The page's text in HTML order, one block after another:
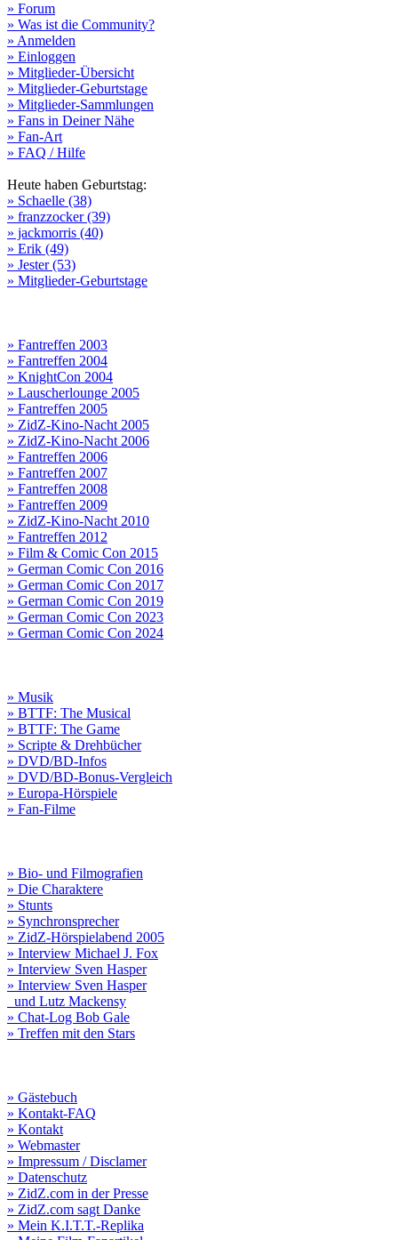
» Forum
» Was ist die Community?
» Anmelden
» Einloggen
» Mitglieder-Übersicht
» Mitglieder-Geburtstage
» Mitglieder-Sammlungen
» Fans in Deiner Nähe
» Fan-Art
» FAQ / Hilfe
Heute haben Geburtstag:
» Schaelle (38)
» franzzocker (39)
» jackmorris (40)
» Erik (49)
» Jester (53)
» Mitglieder-Geburtstage
» Fantreffen 2003
» Fantreffen 2004
» KnightCon 2004
» Lauscherlounge 2005
» Fantreffen 2005
» ZidZ-Kino-Nacht 2005
» ZidZ-Kino-Nacht 2006
» Fantreffen 2006
» Fantreffen 2007
» Fantreffen 2008
» Fantreffen 2009
» ZidZ-Kino-Nacht 2010
» Fantreffen 2012
» Film & Comic Con 2015
» German Comic Con 2016
» German Comic Con 2017
» German Comic Con 2019
» German Comic Con 2023
» German Comic Con 2024
» Musik
» BTTF: The Musical
» BTTF: The Game
» Scripte & Drehbücher
» DVD/BD-Infos
» DVD/BD-Bonus-Vergleich
» Europa-Hörspiele
» Fan-Filme
» Bio- und Filmografien
» Die Charaktere
» Stunts
» Synchronsprecher
» ZidZ-Hörspielabend 2005
» Interview Michael J. Fox
» Interview Sven Hasper
» Interview Sven Hasper
und Lutz Mackensy
» Chat-Log Bob Gale
» Treffen mit den Stars
» Gästebuch
» Kontakt-FAQ
» Kontakt
» Webmaster
» Impressum / Disclamer
» Datenschutz
» ZidZ.com in der Presse
» ZidZ.com sagt Danke
» Mein K.I.T.T.-Replika